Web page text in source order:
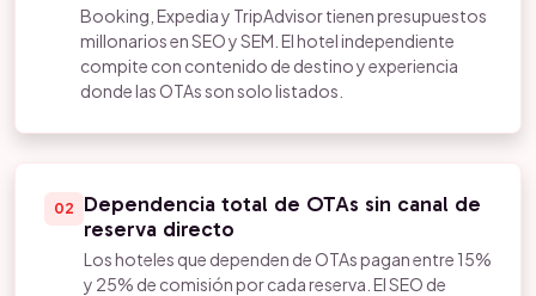
Booking, Expedia y TripAdvisor tienen presupuestos
millonarios en SEO y SEM. El hotel independiente
compite con contenido de destino y experiencia
donde las OTAs son solo listados.
02
Dependencia total de OTAs sin canal de
reserva directo
Los hoteles que dependen de OTAs pagan entre 15%
y 25% de comisión por cada reserva. El SEO de